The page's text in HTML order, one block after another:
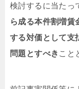
検討するに当たっ
ら成る本件割増賃
する対価として支
問題とすべき こと